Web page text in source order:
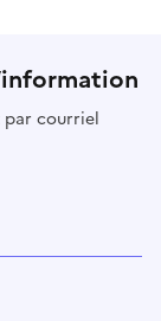
par courriel